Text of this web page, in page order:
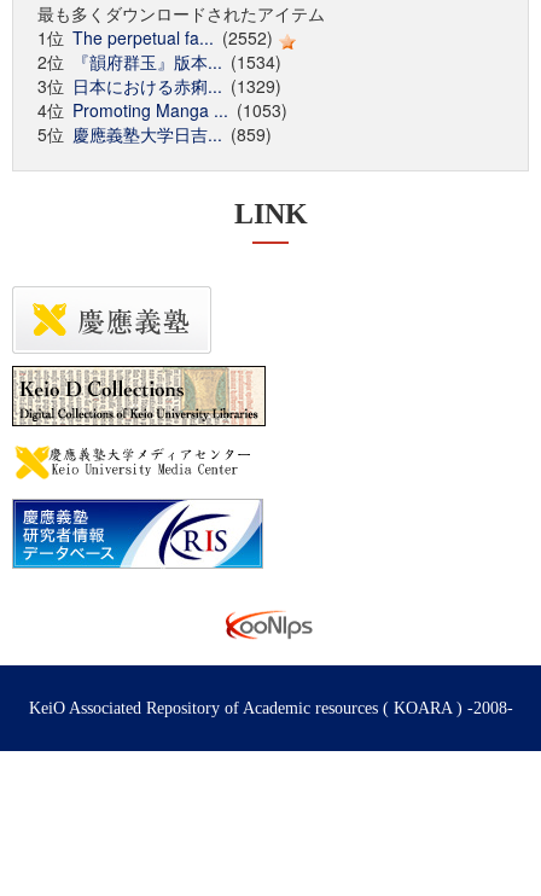
最も多くダウンロードされたアイテム
1位 The perpetual fa... (2552)
2位
『韻府群玉』版本... (1534)
3位 日本における赤痢... (1329)
4位 Promoting Manga ... (1053)
5位 慶應義塾大学日吉... (859)
LINK
KeiO Associated Repository of Academic resources ( KOARA ) -2008-